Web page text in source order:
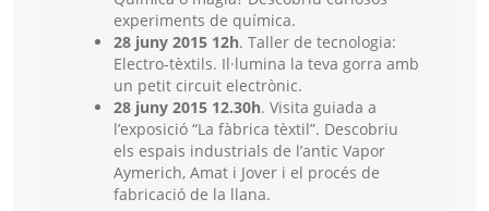
experiments de química.
28 juny 2015 12h. Taller de tecnologia:
Electro-tèxtils. Il·lumina la teva gorra amb
un petit circuit electrònic.
28 juny 2015 12.30h. Visita guiada a
l’exposició “La fàbrica tèxtil”. Descobriu
els espais industrials de l’antic Vapor
Aymerich, Amat i Jover i el procés de
fabricació de la llana.